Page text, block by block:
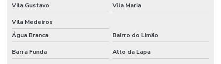
AUTOMAÇÃO
RESIDENCIAL
BELO
HORIZONTE
RESIDENCIAL
Vila Gustavo Vila Maria
Vila Medeiros
Água Branca
Bairro do Limão
Barra Funda Alto da Lapa